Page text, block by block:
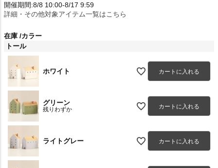
開催期間:8/8 10:00-8/17 9:59
詳細・その他対象アイテム一覧はこちら
在庫 カラー
トール
ホワイト カートに入れる
グリーン
残りわずか カートに入れる
ライトグレー カートに入れる